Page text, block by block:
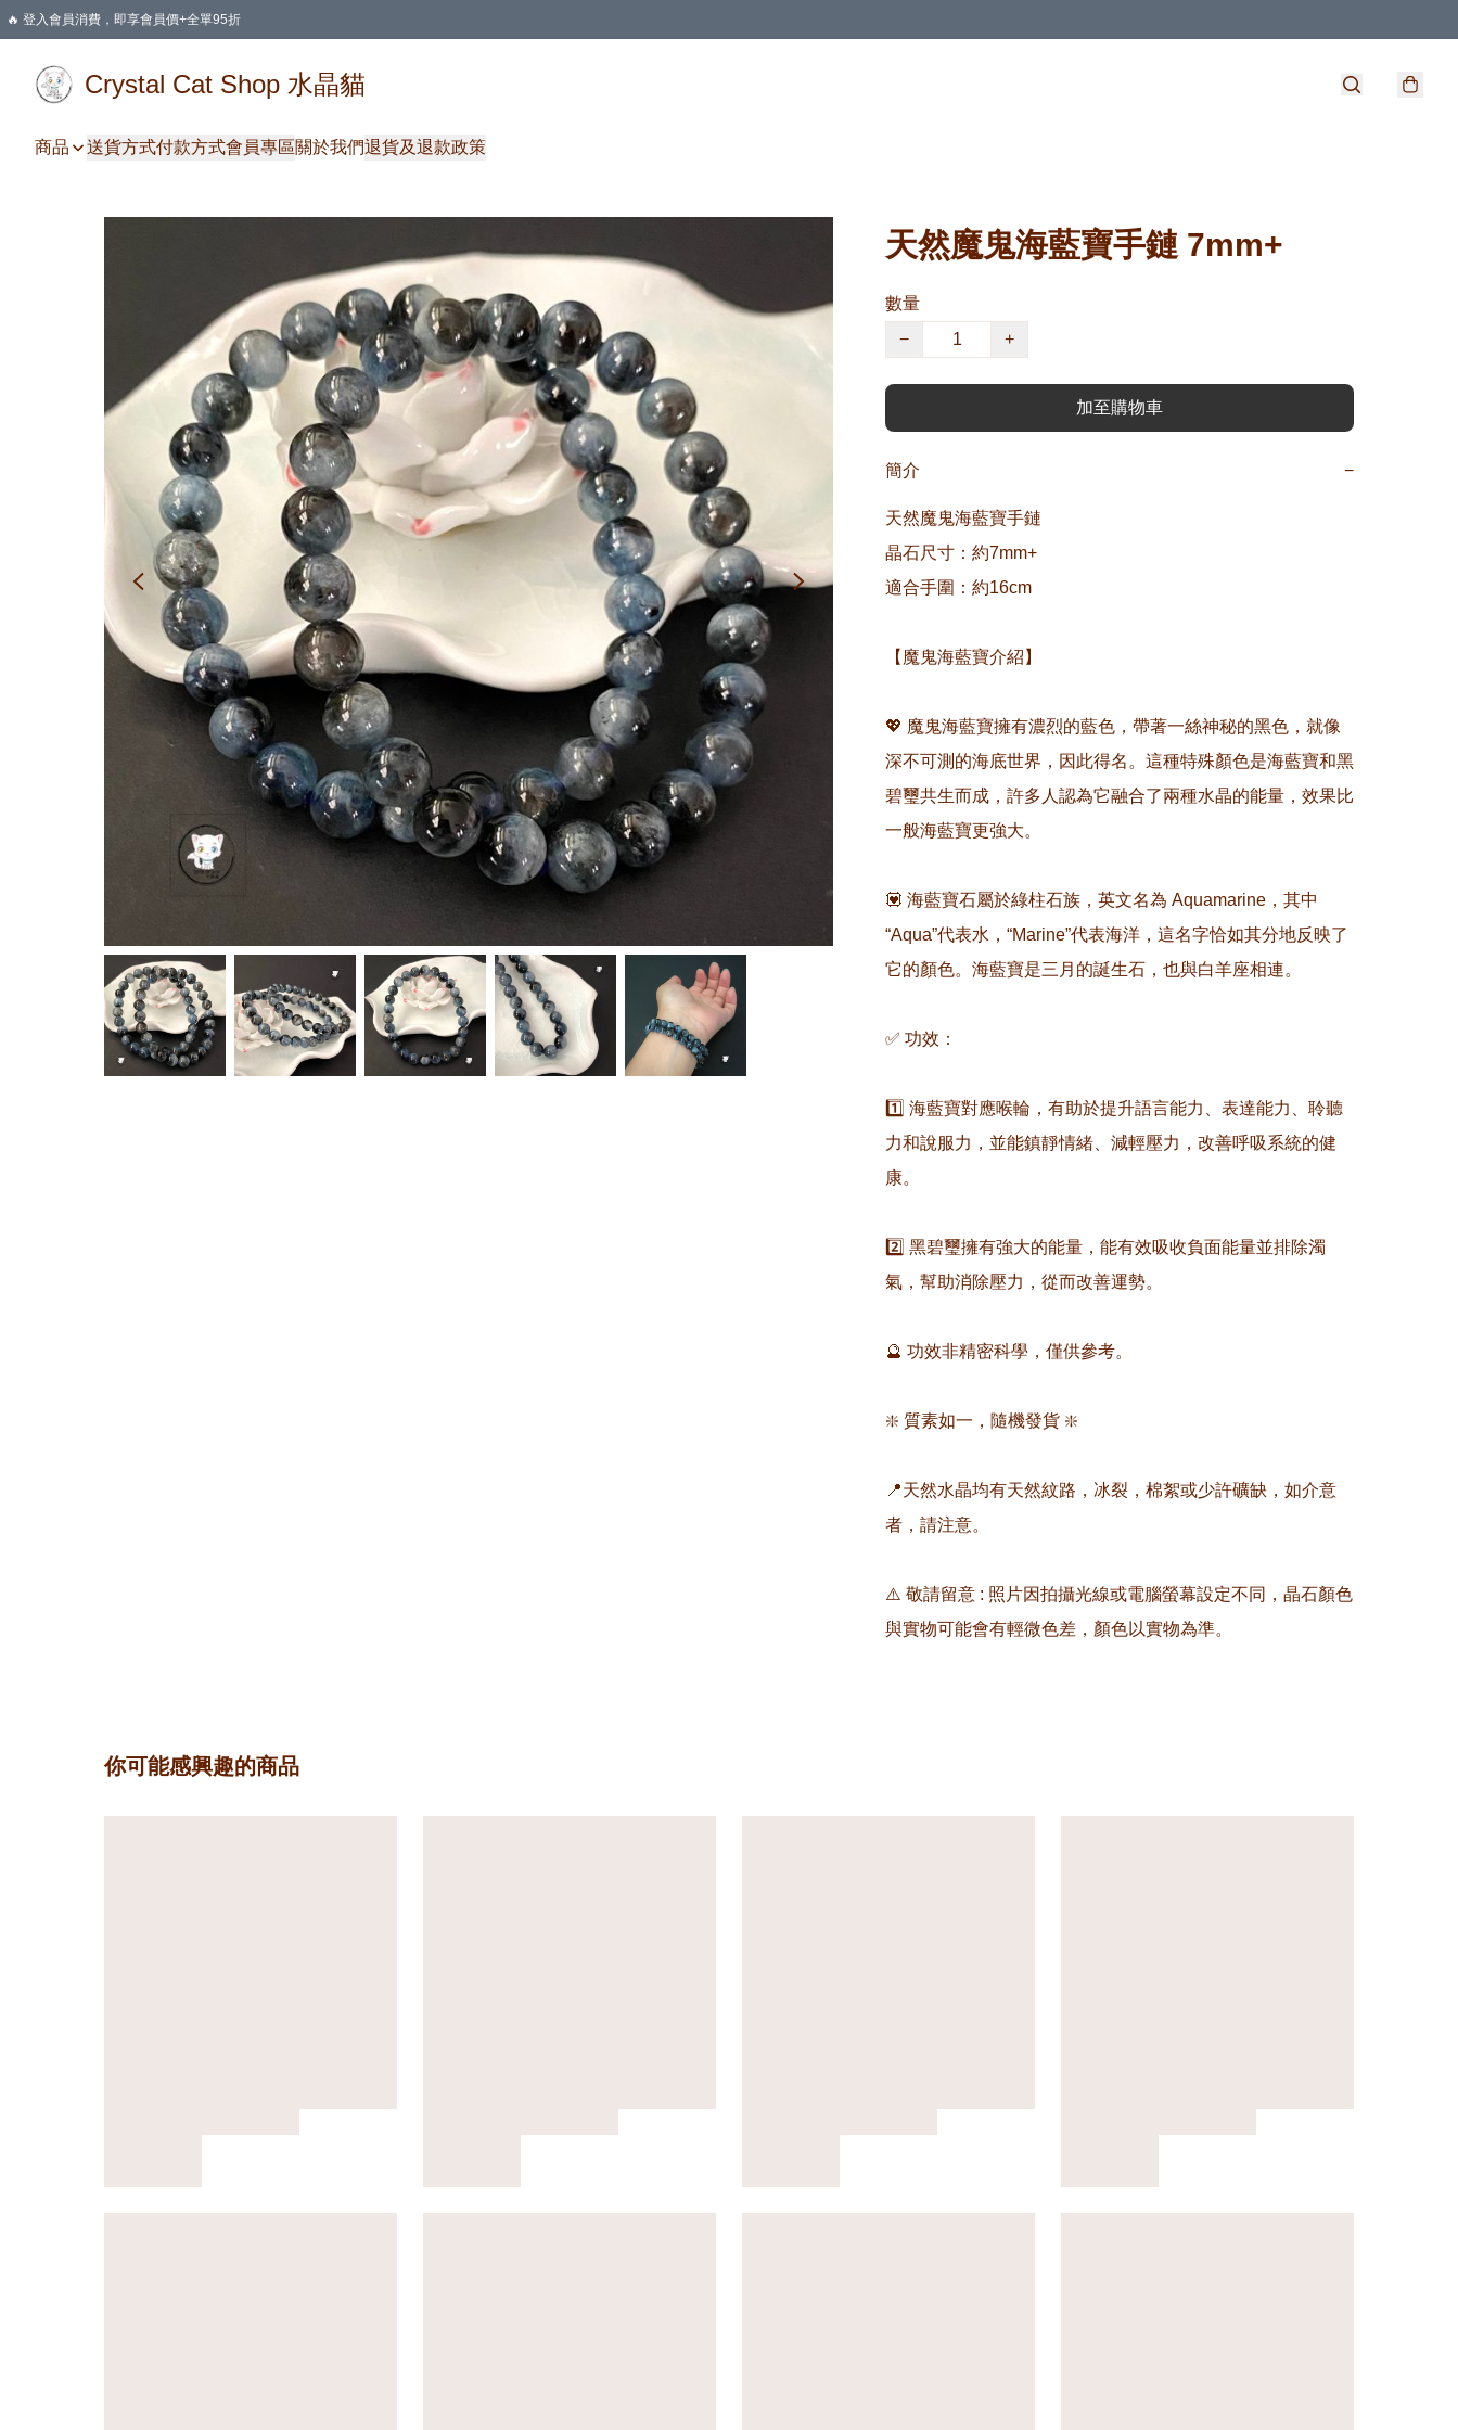
🔥 登入會員消費，即享會員價+全單95折
Crystal Cat Shop 水晶貓
商品 送貨方式付款方式會員專區關於我們退貨及退款政策
天然魔鬼海藍寶手鏈 7mm+
數量
−
+
加至購物車
簡介 −
天然魔鬼海藍寶手鏈
晶石尺寸：約7mm+
適合手圍：約16cm
【魔鬼海藍寶介紹】
💖 魔鬼海藍寶擁有濃烈的藍色，帶著一絲神秘的黑色，就像
深不可測的海底世界，因此得名。這種特殊顏色是海藍寶和黑
碧璽共生而成，許多人認為它融合了兩種水晶的能量，效果比
一般海藍寶更強大。
💟 海藍寶石屬於綠柱石族，英文名為 Aquamarine，其中
“Aqua”代表水，“Marine”代表海洋，這名字恰如其分地反映了
它的顏色。海藍寶是三月的誕生石，也與白羊座相連。
✅ 功效：
1️⃣ 海藍寶對應喉輪，有助於提升語言能力、表達能力、聆聽
力和說服力，並能鎮靜情緒、減輕壓力，改善呼吸系統的健
康。
2️⃣ 黑碧璽擁有強大的能量，能有效吸收負面能量並排除濁
氣，幫助消除壓力，從而改善運勢。
🔮 功效非精密科學，僅供參考。
❇️ 質素如一，隨機發貨 ❇️
📍天然水晶均有天然紋路，冰裂，棉絮或少許礦缺，如介意
者，請注意。
⚠️ 敬請留意 : 照片因拍攝光線或電腦螢幕設定不同，晶石顏色
與實物可能會有輕微色差，顏色以實物為準。
你可能感興趣的商品